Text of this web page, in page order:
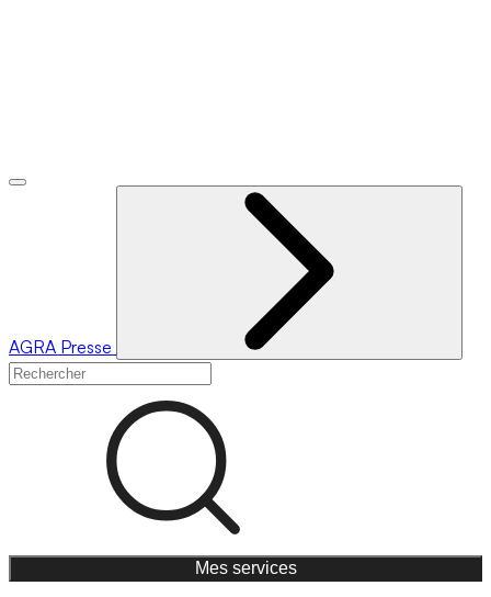
AGRA Presse
Mes services